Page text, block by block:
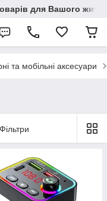
для Вашого
та мобільні аксесуари
Фільтри